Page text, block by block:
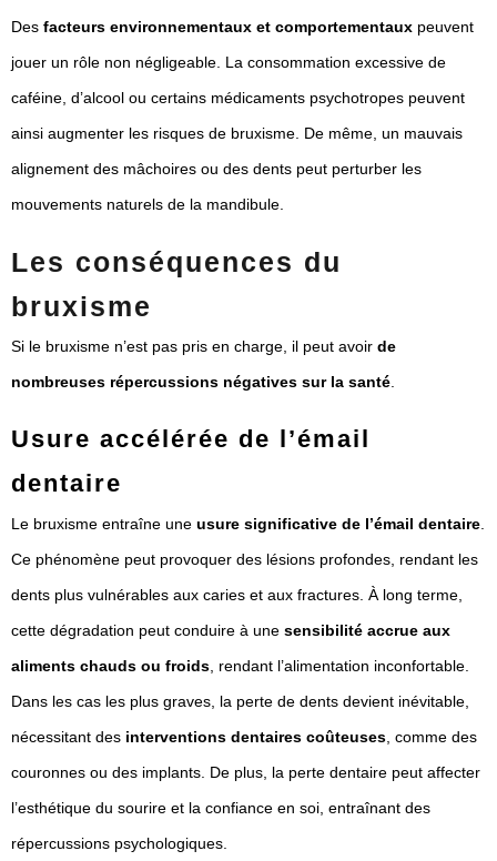
Des facteurs environnementaux et comportementaux peuvent
jouer un rôle non négligeable. La consommation excessive de
caféine, d’alcool ou certains médicaments psychotropes peuvent
ainsi augmenter les risques de bruxisme. De même, un mauvais
alignement des mâchoires ou des dents peut perturber les
mouvements naturels de la mandibule.
Les conséquences du
bruxisme
Si le bruxisme n’est pas pris en charge, il peut avoir de
nombreuses répercussions négatives sur la santé
Usure accélérée de l’émail
dentaire
Le bruxisme entraîne une usure significative de l’émail dentaire
Ce phénomène peut provoquer des lésions profondes, rendant les
dents plus vulnérables aux caries et aux fractures. À long terme,
cette dégradation peut conduire à une sensibilité accrue aux
aliments chauds ou froids , rendant l’alimentation inconfortable.
Dans les cas les plus graves, la perte de dents devient inévitable,
nécessitant des interventions dentaires coûteuses , comme des
couronnes ou des implants. De plus, la perte dentaire peut affecter
l’esthétique du sourire et la confiance en soi, entraînant des
répercussions psychologiques.